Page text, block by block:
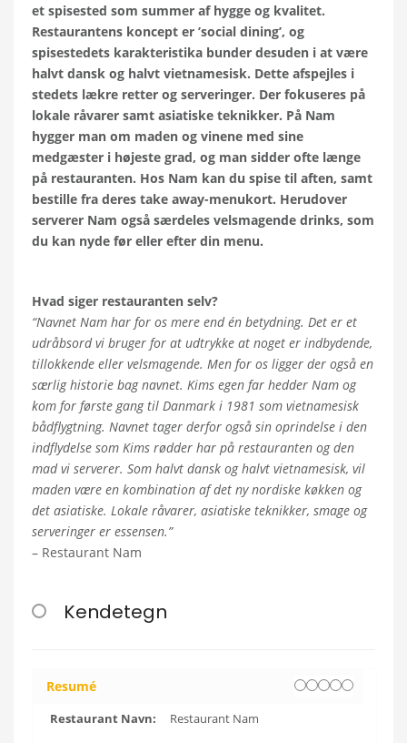
et spisested som summer af hygge og kvalitet.
Restaurantens koncept er ’social dining’, og
spisestedets karakteristika bunder desuden i at være
halvt dansk og halvt vietnamesisk. Dette afspejles i
stedets lækre retter og serveringer. Der fokuseres på
lokale råvarer samt asiatiske teknikker. På Nam
hygger man om maden og vinene med sine
medgæster i højeste grad, og man sidder ofte længe
på restauranten. Hos Nam kan du spise til aften, samt
bestille fra deres take away-menukort. Herudover
serverer Nam også særdeles velsmagende drinks, som
du kan nyde før eller efter din menu.
Hvad siger restauranten selv?
“Navnet Nam har for os mere end én betydning. Det er et
udråbsord vi bruger for at udtrykke at noget er indbydende,
tillokkende eller velsmagende. Men for os ligger der også en
særlig historie bag navnet. Kims egen far hedder Nam og
kom for første gang til Danmark i 1981 som vietnamesisk
bådflygtning. Navnet tager derfor også sin oprindelse i den
indflydelse som Kims rødder har på restauranten og den
mad vi serverer. Som halvt dansk og halvt vietnamesisk, vil
maden være en kombination af det ny nordiske køkken og
det asiatiske. Lokale råvarer, asiatiske teknikker, smage og
serveringer er essensen.”
– Restaurant Nam
Kendetegn
Resumé
Restaurant Navn:
Restaurant Nam